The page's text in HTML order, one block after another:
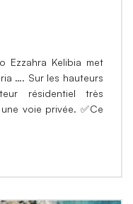
Ezzahra Kelibia met
…. Sur les hauteurs
résidentiel très
voie privée. ✅Ce